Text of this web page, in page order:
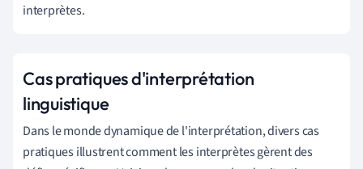
interprètes.
Cas pratiques d'interprétation
linguistique
Dans le monde dynamique de l'interprétation, divers cas
pratiques illustrent comment les interprètes gèrent des